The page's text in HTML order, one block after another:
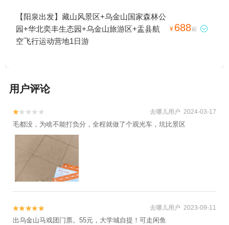
【阳泉出发】藏山风景区+乌金山国家森林公
园+华北奕丰生态园+乌金山旅游区+盂县航
空飞行运动营地1日游
¥ 688起 
用户评论

 去哪儿用户 2024-03-17
毛都没，为啥不能打负分，全程就做了个观光车，坑比景区

 去哪儿用户 2023-09-11
出乌金山马戏团门票。55元，大学城自提！可走闲鱼